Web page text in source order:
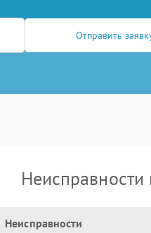
Отправить
Неисправности